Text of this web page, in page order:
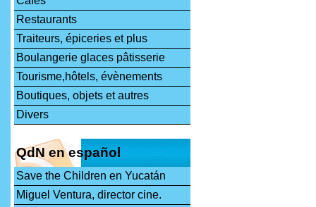
Restaurants
Traiteurs, épiceries et plus
Boulangerie glaces pâtisserie
Tourisme,hôtels, évènements
Boutiques, objets et autres
Divers
QdN en español
Save the Children en Yucatán
Miguel Ventura, director cine.